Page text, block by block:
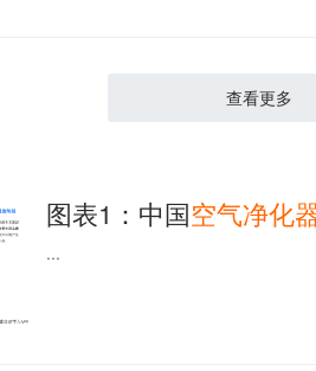
查看更多
图表1：中国空气净化
...